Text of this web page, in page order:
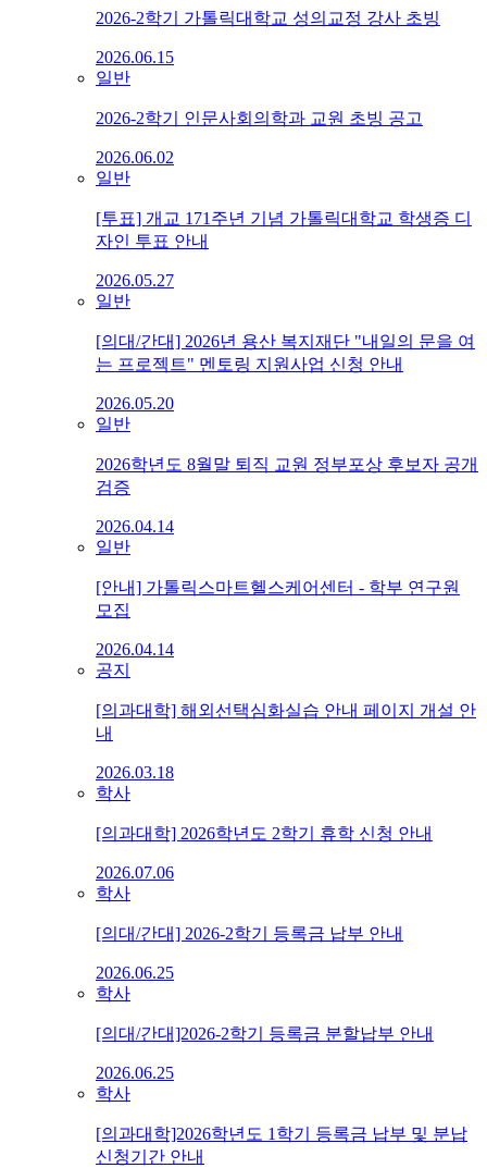
2026-2학기 가톨릭대학교 성의교정 강사 초빙
2026.06.15
일반
2026-2학기 인문사회의학과 교원 초빙 공고
2026.06.02
일반
[투표] 개교 171주년 기념 가톨릭대학교 학생증 디
자인 투표 안내
2026.05.27
일반
[의대/간대] 2026년 용산 복지재단 "내일의 문을 여
는 프로젝트" 멘토링 지원사업 신청 안내
2026.05.20
일반
2026학년도 8월말 퇴직 교원 정부포상 후보자 공개
검증
2026.04.14
일반
[안내] 가톨릭스마트헬스케어센터 - 학부 연구원
모집
2026.04.14
공지
[의과대학] 해외선택심화실습 안내 페이지 개설 안
내
2026.03.18
학사
[의과대학] 2026학년도 2학기 휴학 신청 안내
2026.07.06
학사
[의대/간대] 2026-2학기 등록금 납부 안내
2026.06.25
학사
[의대/간대]2026-2학기 등록금 분할납부 안내
2026.06.25
학사
[의과대학]2026학년도 1학기 등록금 납부 및 분납
신청기간 안내